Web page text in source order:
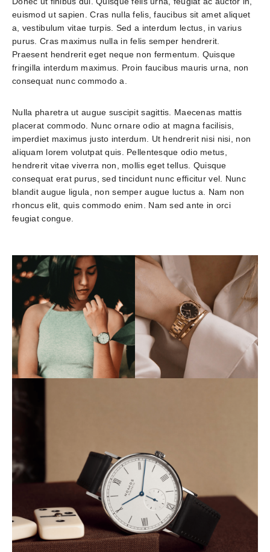
euismod ut sapien. Cras nulla felis, faucibus sit amet aliquet
a, vestibulum vitae turpis. Sed a interdum lectus, in varius
purus. Cras maximus nulla in felis semper hendrerit.
Praesent hendrerit eget neque non fermentum. Quisque
fringilla interdum maximus. Proin faucibus mauris urna, non
consequat nunc commodo a.
Nulla pharetra ut augue suscipit sagittis. Maecenas mattis
placerat commodo. Nunc ornare odio at magna facilisis,
imperdiet maximus justo interdum. Ut hendrerit nisi nisi, non
aliquam lorem volutpat quis. Pellentesque odio metus,
hendrerit vitae viverra non, mollis eget tellus. Quisque
consequat erat purus, sed tincidunt nunc efficitur vel. Nunc
blandit augue ligula, non semper augue luctus a. Nam non
rhoncus elit, quis commodo enim. Nam sed ante in orci
feugiat congue.